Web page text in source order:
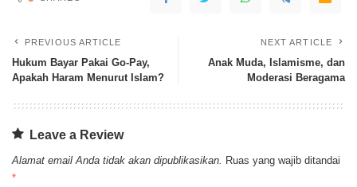
PREVIOUS ARTICLE
Hukum Bayar Pakai Go-Pay,
Apakah Haram Menurut Islam?
NEXT ARTICLE
Anak Muda, Islamisme, dan
Moderasi Beragama
Leave a Review
Alamat email Anda tidak akan dipublikasikan. Ruas yang wajib ditandai
*